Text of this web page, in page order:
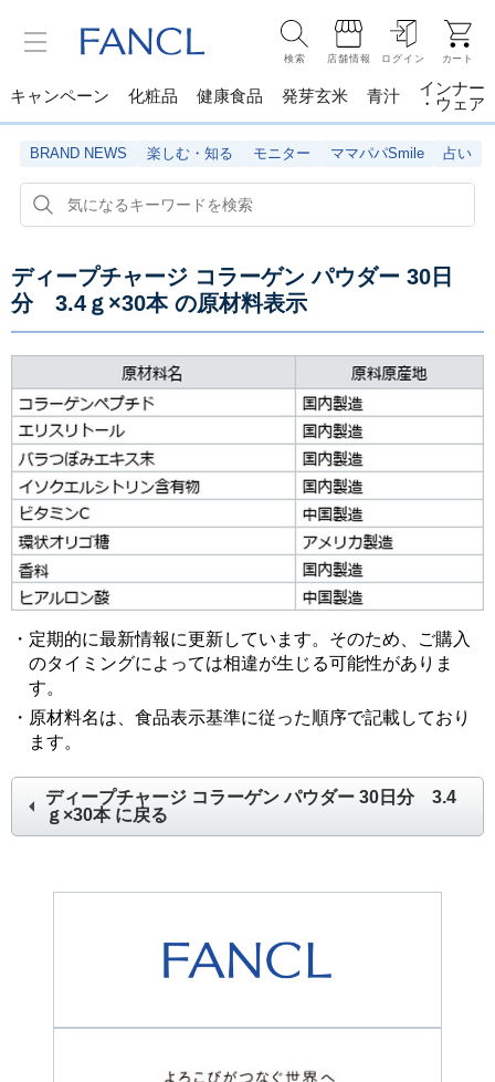
検索 店舗情報 ログイン カート
キャンペーン 化粧品 健康食品 発芽玄米 青汁
インナー
・ウェア
BRAND NEWS 楽しむ・知る モニター ママパパSmile 占い
ディープチャージ コラーゲン パウダー 30日
分 3.4ｇ×30本の原材料表示
・定期的に最新情報に更新しています。そのため、ご購入
のタイミングによっては相違が生じる可能性がありま
す。
・原材料名は、食品表示基準に従った順序で記載しており
ます。
ディープチャージ コラーゲン パウダー 30日分 3.4
ｇ×30本に戻る